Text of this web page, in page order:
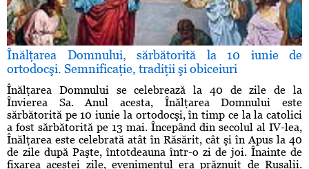
Înălţarea Domnului, sărbătorită la 10 iunie de
ortodocşi. Semnificaţie, tradiţii şi obiceiuri
Înălţarea Domnului se celebrează la 40 de zile de la
Învierea Sa. Anul acesta, Înălţarea Domnului este
sărbătorită pe 10 iunie la ortodocşi, în timp ce la la catolici
a fost sărbătorită pe 13 mai. Începând din secolul al IV-lea,
Înălţarea este celebrată atât în Răsărit, cât şi în Apus la 40
de zile după Paşte, întotdeauna într-o zi de joi. Înainte de
fixarea acestei zile, evenimentul era prăznuit de Rusalii.